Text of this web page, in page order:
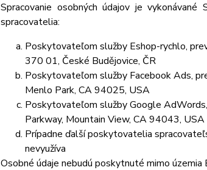
Spracovanie osobných údajov je
spracovatelia:
Poskytovateľom služby Eshop-rychlo,
370 01, České Budějovice, ČR
Poskytovateľom služby Facebook Ads,
Menlo Park, CA 94025, USA
Poskytovateľom služby Google
Parkway, Mountain View, CA 94043, USA
Prípadne ďalší poskytovatelia
nevyužíva
Osobné údaje nebudú poskytnuté mimo územia